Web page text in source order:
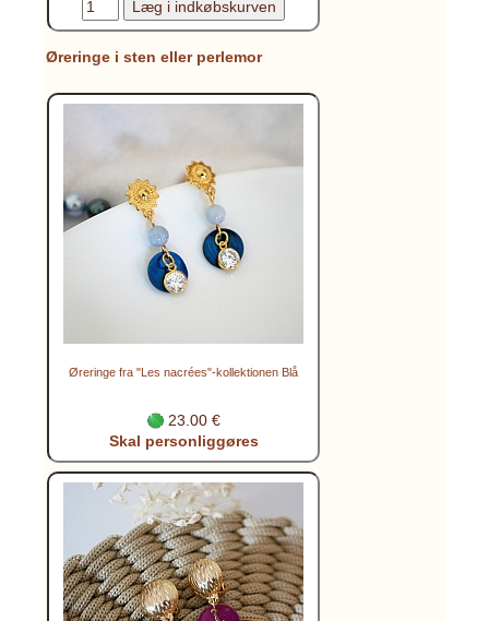
Øreringe i sten eller perlemor
Øreringe fra "Les nacrées"-kollektionen Blå
23.00 €
Skal personliggøres